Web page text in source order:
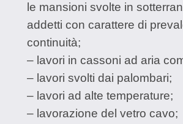
le mansioni svolte in
addetti con carattere di
continuità;
– lavori in cassoni ad aria
– lavori svolti dai palombari;
– lavori ad alte temperature;
– lavorazione del vetro cavo;